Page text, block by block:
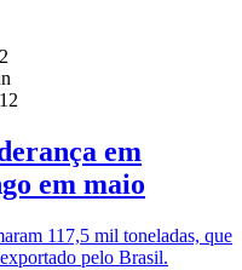
em
em maio
117,5 mil toneladas, que
pelo Brasil.